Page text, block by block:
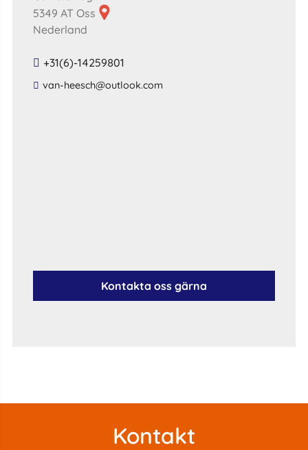
5349 AT Oss
Nederland
+31(6)-14259801
​van​-​heesch​@​outlook​.​com​
Kontakta oss gärna
Kontakt